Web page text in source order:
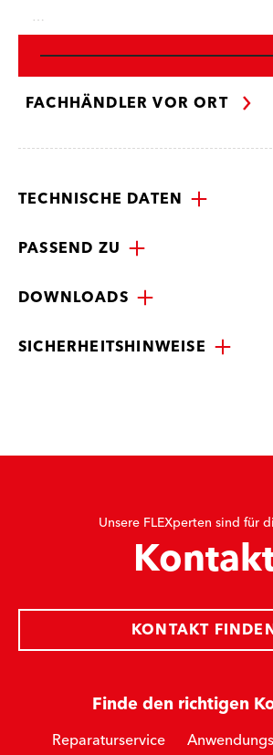
…
FACHHÄNDLER VOR ORT
TECHNISCHE DATEN
PASSEND ZU
DOWNLOADS
SICHERHEITSHINWEISE
Unsere FLEXperten sind für
Finde den richtigen
Reparaturservice
KONTAKT